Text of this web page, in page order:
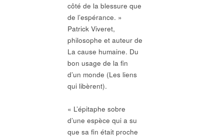
côté de la blessure que
de l’espérance. »
Patrick Viveret,
philosophe et auteur de
La cause humaine. Du
bon usage de la fin
d’un monde (Les liens
qui libèrent).
« L’épitaphe sobre
d’une espèce qui a su
que sa fin était proche